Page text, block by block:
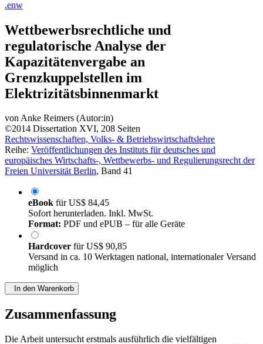
EndNote
.enw
Wettbewerbsrechtliche und
regulatorische Analyse der
Kapazitätenvergabe an
Grenzkuppelstellen im
Elektrizitätsbinnenmarkt
vonAnke Reimers (Autor:in)
©2014 Dissertation XVI, 208 Seiten
Rechtswissenschaften, Volks- & Betriebswirtschaftslehre
Reihe:Veröffentlichungen des Instituts für deutsches und
Freien Universität Berlin
eBookfürUS$ 84,45
Sofort herunterladen. Inkl. MwSt.
Format:PDF und ePUB – für alle Geräte
Hardcover
möglich
In den Warenkorb
Zusammenfassung